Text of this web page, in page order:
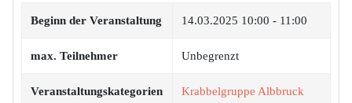
Beginn der Veranstaltung 14.03.2025 10:00 - 11:00
max. Teilnehmer Unbegrenzt
Veranstaltungskategorien Krabbelgruppe Albbruck